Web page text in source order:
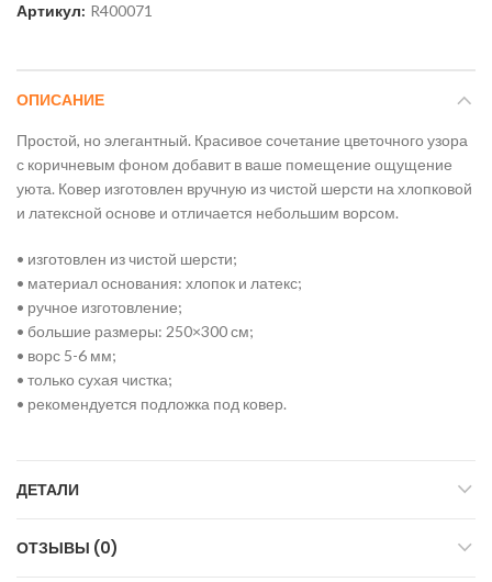
Артикул: R400071
ОПИСАНИЕ
Простой, но элегантный. Красивое сочетание цветочного узора
с коричневым фоном добавит в ваше помещение ощущение
уюта. Ковер изготовлен вручную из чистой шерсти на хлопковой
и латексной основе и отличается небольшим ворсом.
• изготовлен из чистой шерсти;
• материал основания: хлопок и латекс;
• ручное изготовление;
• большие размеры: 250×300 см;
• ворс 5-6 мм;
• только сухая чистка;
• рекомендуется подложка под ковер.
ДЕТАЛИ
ОТЗЫВЫ (0)